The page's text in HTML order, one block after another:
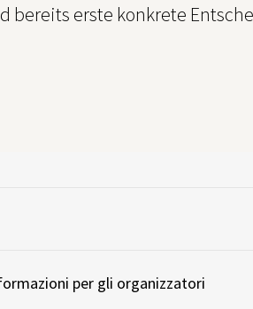
bereits erste konkrete
per gli organizzatori